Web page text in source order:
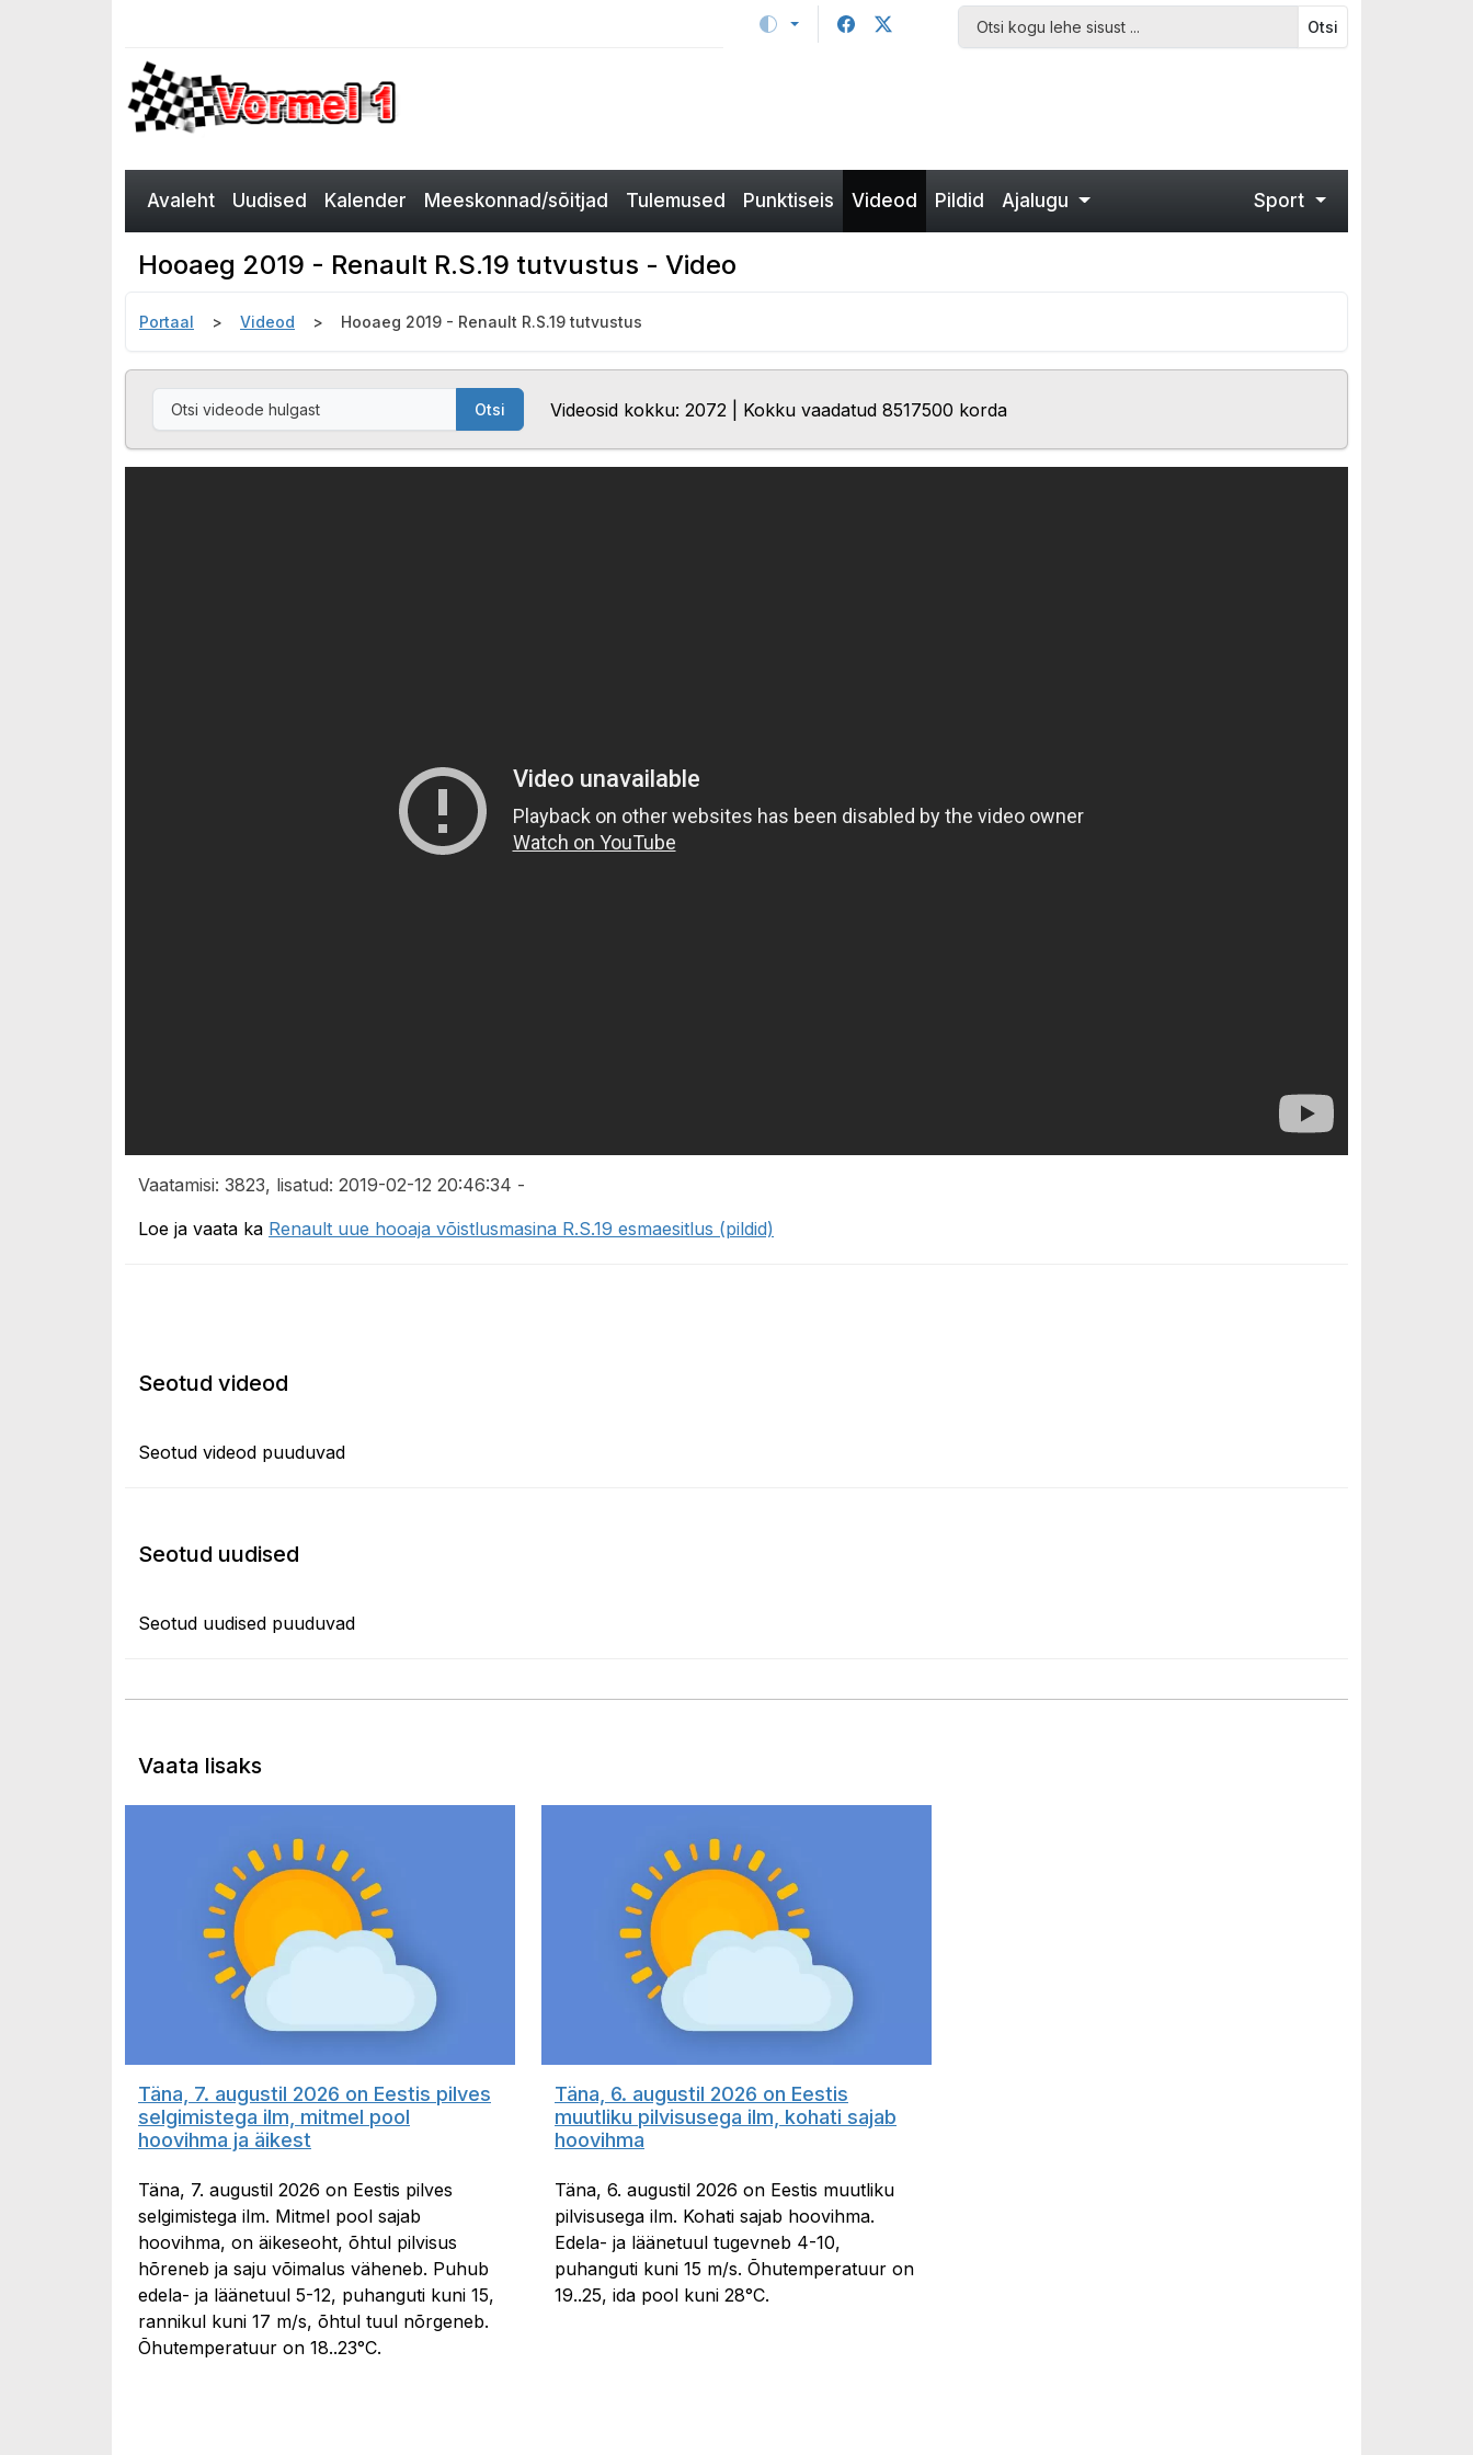
Otsi
Avaleht Uudised Kalender Meeskonnad/sõitjad Tulemused Punktiseis Videod Pildid Ajalugu Sport
Hooaeg 2019 - Renault R.S.19 tutvustus - Video
Portaal Videod Hooaeg 2019 - Renault R.S.19 tutvustus
Otsi Videosid kokku: 2072 | Kokku vaadatud 8517500 korda
Vaatamisi: 3823, lisatud: 2019-02-12 20:46:34 -
Loe ja vaata ka Renault uue hooaja võistlusmasina R.S.19 esmaesitlus (pildid)
Seotud videod
Seotud videod puuduvad
Seotud uudised
Seotud uudised puuduvad
Vaata lisaks
Täna, 7. augustil 2026 on Eestis pilves
selgimistega ilm, mitmel pool
hoovihma ja äikest
Täna, 7. augustil 2026 on Eestis pilves
selgimistega ilm. Mitmel pool sajab
hoovihma, on äikeseoht, õhtul pilvisus
hõreneb ja saju võimalus väheneb. Puhub
edela- ja läänetuul 5-12, puhanguti kuni 15,
rannikul kuni 17 m/s, õhtul tuul nõrgeneb.
Õhutemperatuur on 18..23°C.
Täna, 6. augustil 2026 on Eestis
muutliku pilvisusega ilm, kohati sajab
hoovihma
Täna, 6. augustil 2026 on Eestis muutliku
pilvisusega ilm. Kohati sajab hoovihma.
Edela- ja läänetuul tugevneb 4-10,
puhanguti kuni 15 m/s. Õhutemperatuur on
19..25, ida pool kuni 28°C.